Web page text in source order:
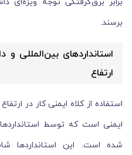
برابر برق‌گرفتگی توجه ویژه‌ای
برسند.
استانداردهای بین‌المللی و
ارتفاع
استفاده از کلاه ایمنی کار در
ایمنی است که توسط
شده است. این استانداردها